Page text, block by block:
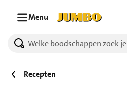
Menu
Recepten